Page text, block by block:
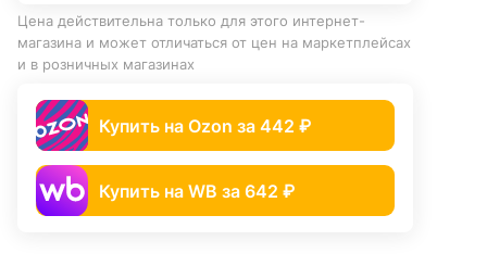
Цена действительна только для этого интернет-
магазина и может отличаться от цен на маркетплейсах
и в розничных магазинах
Купить на Ozon за 442 ₽
Купить на WB за 642 ₽